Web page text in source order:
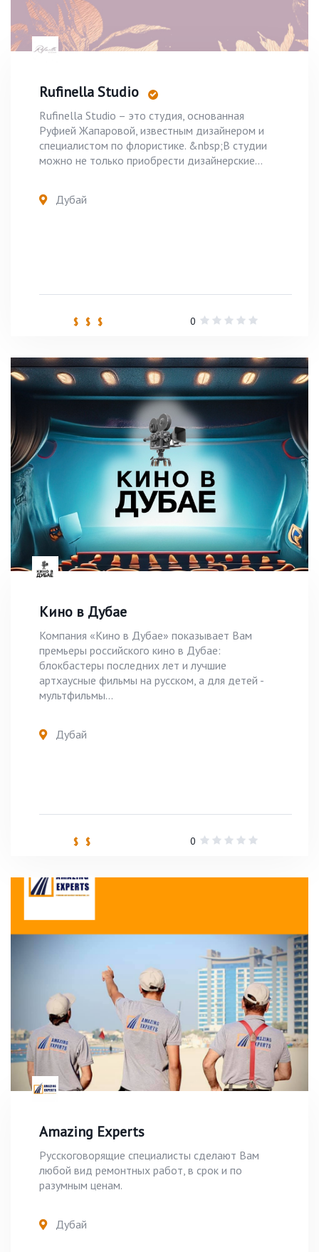
Rufinella Studio
Rufinella Studio – это студия, основанная
Руфией Жапаровой, известным дизайнером и
специалистом по флористике. &nbsp;В студии
можно не только приобрести дизайнерские...
Дубай
$ $ $ 0
Кино в Дубае
Компания «Кино в Дубае» показывает Вам
премьеры российского кино в Дубае:
блокбастеры последних лет и лучшие
артхаусные фильмы на русском, а для детей -
мультфильмы...
Дубай
$ $ 0
Amazing Experts
Русскоговорящие специалисты сделают Вам
любой вид ремонтных работ, в срок и по
разумным ценам.
Дубай